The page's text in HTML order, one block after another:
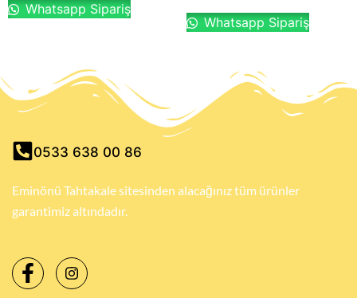
Whatsapp Sipariş
Whatsapp Sipariş
0533 638 00 86
Eminönü Tahtakale sitesinden alacağınız tüm ürünler
garantimiz altındadır.